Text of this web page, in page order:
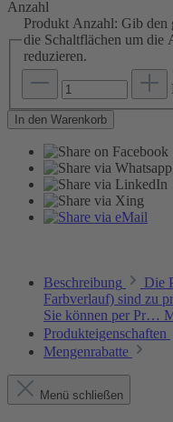
Anzahl
Produkt Anzahl: Gib den
die Schaltflächen um die
reduzieren.
In den Warenkorb
Beschreibung
Die
Farbverlauf) sind zu
Sie können per Pr…
Produkteigenschaften
Mengenrabatte
Menü schließen